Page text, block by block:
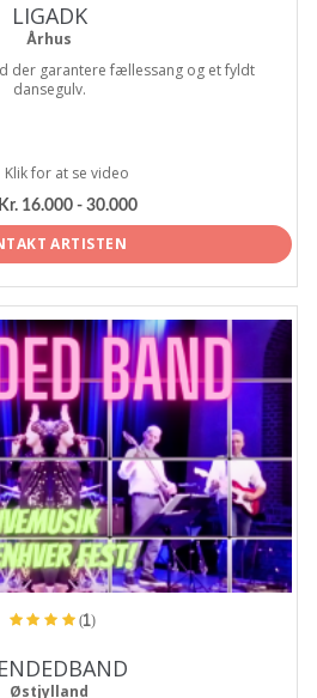
LIGADK
Århus
der garantere fællessang og et fyldt
dansegulv.
Klik for at se video
Kr. 16.000 - 30.000
ARTISTEN
(1)
Østjylland